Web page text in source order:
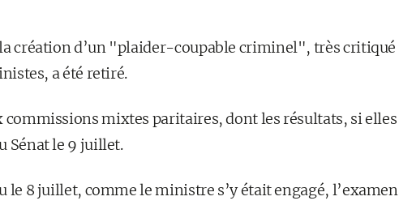
la création d’un "plaider-coupable criminel", très critiqué
a été retiré.
commissions mixtes paritaires, dont les résultats, si elles
Sénat le 9 juillet.
le 8 juillet, comme le ministre s’y était engagé, l’examen